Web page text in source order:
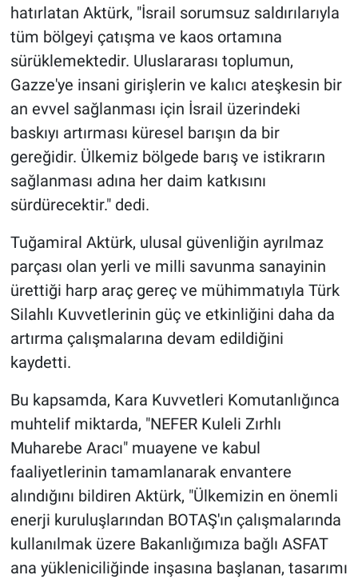
hatırlatan Aktürk, "İsrail sorumsuz saldırılarıyla
tüm bölgeyi çatışma ve kaos ortamına
sürüklemektedir. Uluslararası toplumun,
Gazze'ye insani girişlerin ve kalıcı ateşkesin bir
an evvel sağlanması için İsrail üzerindeki
baskıyı artırması küresel barışın da bir
gereğidir. Ülkemiz bölgede barış ve istikrarın
sağlanması adına her daim katkısını
sürdürecektir." dedi.
Tuğamiral Aktürk, ulusal güvenliğin ayrılmaz
parçası olan yerli ve milli savunma sanayinin
ürettiği harp araç gereç ve mühimmatıyla Türk
Silahlı Kuvvetlerinin güç ve etkinliğini daha da
artırma çalışmalarına devam edildiğini
kaydetti.
Bu kapsamda, Kara Kuvvetleri Komutanlığınca
muhtelif miktarda, "NEFER Kuleli Zırhlı
Muharebe Aracı" muayene ve kabul
faaliyetlerinin tamamlanarak envantere
alındığını bildiren Aktürk, "Ülkemizin en önemli
enerji kuruluşlarından BOTAŞ'ın çalışmalarında
kullanılmak üzere Bakanlığımıza bağlı ASFAT
ana yükleniciliğinde inşasına başlanan, tasarımı